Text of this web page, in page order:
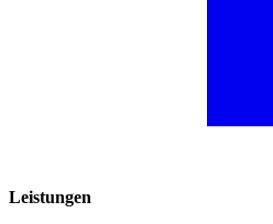
Leistungen